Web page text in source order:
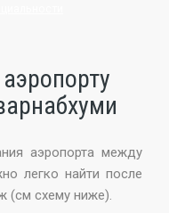
аэропорта между
легко найти после
(см схему ниже).